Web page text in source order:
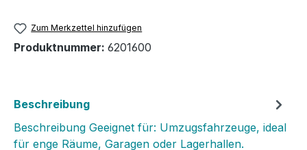
Zum Merkzettel hinzufügen
Produktnummer: 6201600
Beschreibung
Beschreibung Geeignet für: Umzugsfahrzeuge, ideal
für enge Räume, Garagen oder Lagerhallen.